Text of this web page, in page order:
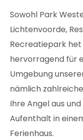
Sowohl Park
Lichtenvoorde,
Recreatiepark het
hervorragend für
Umgebung
nämlich
Ihre Angel aus
Aufenthalt in
Ferienhaus.